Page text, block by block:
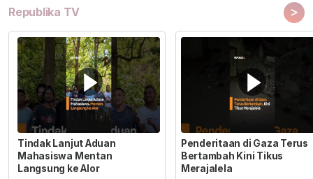
Republika TV >
Tindak Lanjut Aduan
Mahasiswa Mentan
Langsung ke Alor
Penderitaan di Gaza Terus
Bertambah Kini Tikus
Merajalela